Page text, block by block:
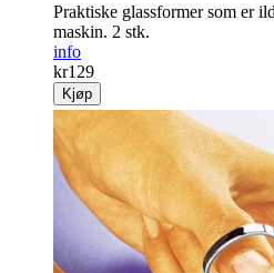
Praktiske glass­former som er
maskin. 2 stk.
info
kr129
Kjøp